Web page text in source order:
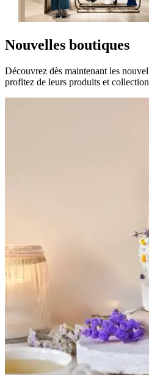
Nouvelles boutiques
Découvrez dès maintenant les
profitez de leurs produits et